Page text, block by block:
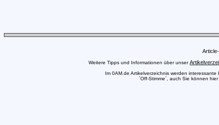
Weitere Tipps und Informationen über unser
Im 0AM.de Artikelverzeichnis werden
`Off-Stimme`, auch Sie können